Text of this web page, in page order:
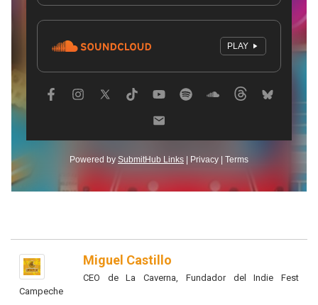
Miguel Castillo
CEO de La Caverna, Fundador del Indie Fest
Campeche